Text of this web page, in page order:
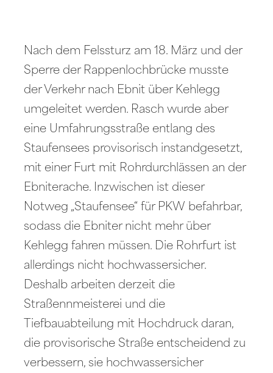
Nach dem Felssturz am 18. März und der
Sperre der Rappenlochbrücke musste
der Verkehr nach Ebnit über Kehlegg
umgeleitet werden. Rasch wurde aber
eine Umfahrungsstraße entlang des
Staufensees provisorisch instandgesetzt,
mit einer Furt mit Rohrdurchlässen an der
Ebniterache. Inzwischen ist dieser
Notweg „Staufensee“ für PKW befahrbar,
sodass die Ebniter nicht mehr über
Kehlegg fahren müssen. Die Rohrfurt ist
allerdings nicht hochwassersicher.
Deshalb arbeiten derzeit die
Straßennmeisterei und die
Tiefbauabteilung mit Hochdruck daran,
die provisorische Straße entscheidend zu
verbessern, sie hochwassersicher